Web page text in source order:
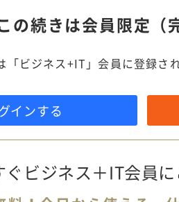
の続きは会員限定（
「ビジネス+IT」会員に登録さ
インする
ぐビジネス＋IT会員に